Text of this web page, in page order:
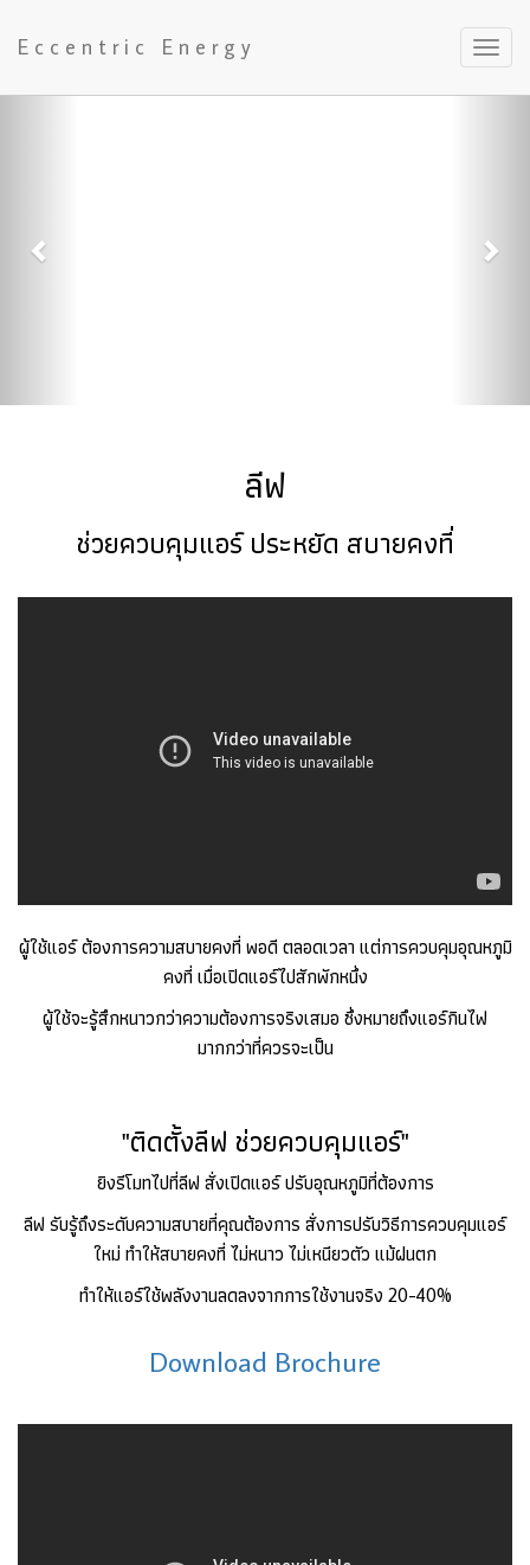
Eccentric Energy
ลีฟ
ช่วยควบคุมแอร์ ประหยัด สบายคงที่
ผู้ใช้แอร์ ต้องการความสบายคงที่ พอดี ตลอดเวลา แต่การควบคุมอุณหภูมิ
คงที่ เมื่อเปิดแอร์ไปสักพักหนึ่ง
ผู้ใช้จะรู้สึกหนาวกว่าความต้องการจริงเสมอ ซึ่งหมายถึงแอร์กินไฟ
มากกว่าที่ควรจะเป็น
"ติดตั้งลีฟ ช่วยควบคุมแอร์"
ยิงรีโมทไปที่ลีฟ สั่งเปิดแอร์ ปรับอุณหภูมิที่ต้องการ
ลีฟ รับรู้ถึงระดับความสบายที่คุณต้องการ สั่งการปรับวิธีการควบคุมแอร์
ใหม่ ทำให้สบายคงที่ ไม่หนาว ไม่เหนียวตัว แม้ฝนตก
ทำให้แอร์ใช้พลังงานลดลงจากการใช้งานจริง 20-40%
Download Brochure